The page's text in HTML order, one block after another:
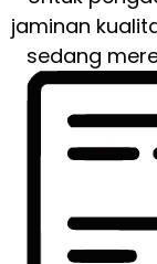
jaminan
sedang